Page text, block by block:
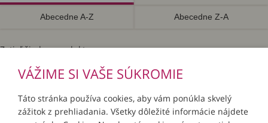
Abecedne A-Z Abecedne Z-A
Zatiaľ žiadne produkty.
INFORMÁCIE
VÁŽIME SI VAŠE SÚKROMIE
Táto stránka používa cookies, aby vám ponúkla skvelý
zážitok z prehliadania. Všetky dôležité informácie nájdete